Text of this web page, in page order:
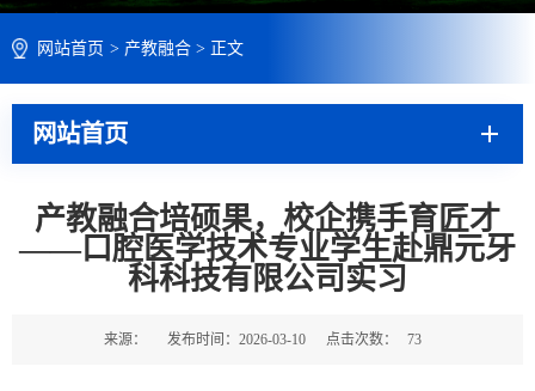
网站首页 > 产教融合 > 正文
网站首页
产教融合培硕果，校企携手育匠才​
——口腔医学技术专业学生赴鼎元牙
科科技有限公司实习
来源： 发布时间：2026-03-10 点击次数： 73